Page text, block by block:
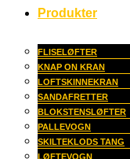
Produkter
FLISELØFTER
KNAP ON KRAN
LOFTSKINNEKRAN
SANDAFRETTER
BLOKSTENSLØFTER
PALLEVOGN
SKILTEKLODS TANG
LØFTEVOGN